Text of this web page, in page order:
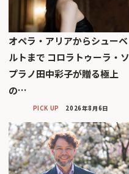
オペラ・アリアからシューベ
ルトまで コロラトゥーラ・ソ
プラノ田中彩子が贈る極上
の…
PICK UP 2026年8月6日